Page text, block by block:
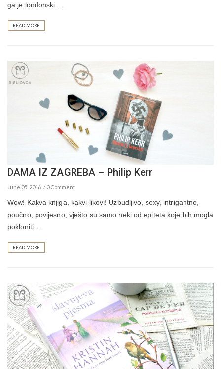
ga je londonski …
READ MORE
DAMA IZ ZAGREBA – Philip Kerr
June 05, 2016 0 Comment
Wow! Kakva knjiga, kakvi likovi! Uzbudljivo, sexy, intrigantno,
poučno, povijesno, vješto su samo neki od epiteta koje bih mogla
pokloniti …
READ MORE